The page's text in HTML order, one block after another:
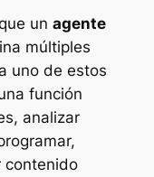
un agente
múltiples
uno de estos
función
analizar
contenido